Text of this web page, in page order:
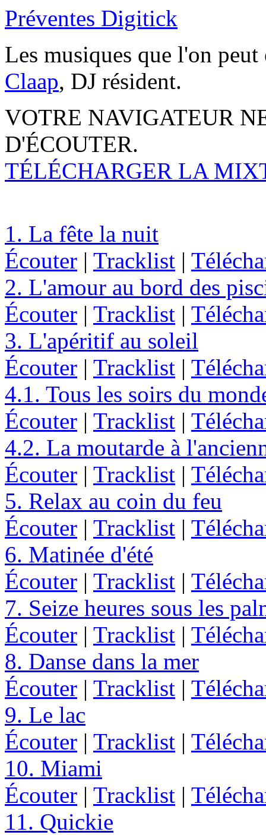
Préventes Digitick
Les musiques que l'on
Claap, DJ résident.
VOTRE NAVIGATEUR
D'ÉCOUTER.
TÉLÉCHARGER LA
1. La fête la nuit
Écouter | Tracklist |
2. L'amour au bord des
Écouter | Tracklist |
3. L'apéritif au soleil
Écouter | Tracklist |
4.1. Tous les soirs du
Écouter | Tracklist |
4.2. La moutarde à
Écouter | Tracklist |
5. Relax au coin du feu
Écouter | Tracklist |
6. Matinée d'été
Écouter | Tracklist |
7. Seize heures sous les
Écouter | Tracklist |
8. Danse dans la mer
Écouter | Tracklist |
9. Le lac
Écouter | Tracklist |
10. Miami
Écouter | Tracklist |
11. Quickie